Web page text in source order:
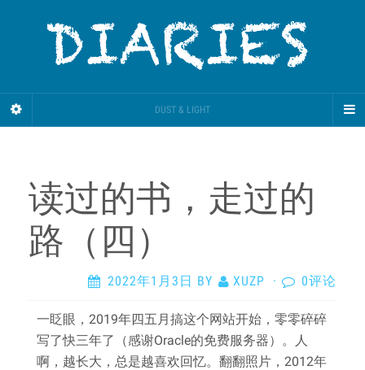
DUST & LIGHT
读过的书，走过的
路（四）
2022年1月3日 BY XUZP · 0评论
一眨眼，2019年四五月搞这个网站开始，零零碎碎
写了快三年了（感谢Oracle的免费服务器）。人
啊，越长大，总是越喜欢回忆。翻翻照片，2012年